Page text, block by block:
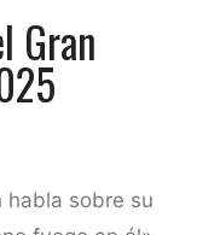
Gran
habla sobre su